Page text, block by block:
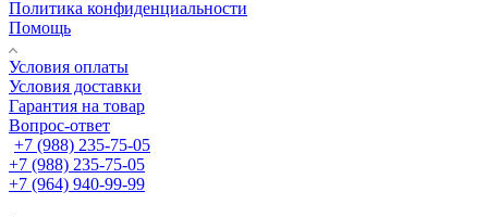
Политика конфиденциальности
Помощь
Условия оплаты
Условия доставки
Гарантия на товар
Вопрос-ответ
+7 (988) 235-75-05
+7 (988) 235-75-05
+7 (964) 940-99-99